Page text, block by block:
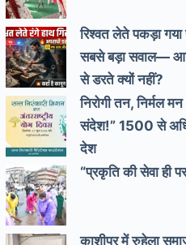
रिश्वत लेते पकड़ा गया
सबसे बड़ा सवाल—
से डरते क्यों नहीं?
निरोगी तन, निर्मल
संदेश!” 1500 से
देश
“प्रकृति की सेवा ही
काशीपुर में रुहेला